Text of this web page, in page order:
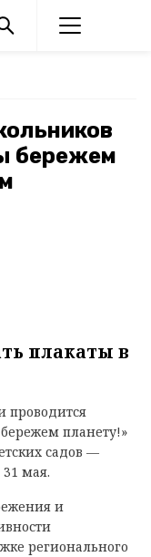
бережем
плакаты в
проводится
планету!»
садов —
мая.
и
регионального